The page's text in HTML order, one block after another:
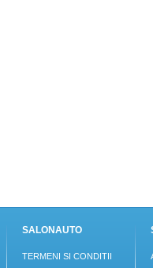
SALONAUTO
TERMENI SI CONDITII